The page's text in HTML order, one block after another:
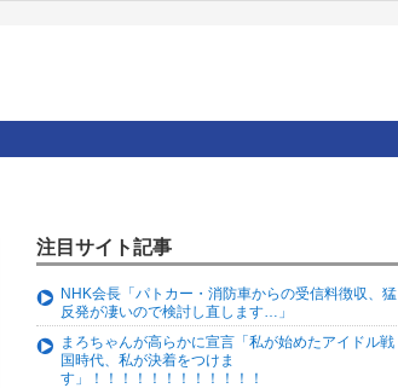
注目サイト記事
NHK会長「パトカー・消防車からの受信料徴収、猛
反発が凄いので検討し直します…」
まろちゃんが高らかに宣言「私が始めたアイドル戦
国時代、私が決着をつけま
す」！！！！！！！！！！！！